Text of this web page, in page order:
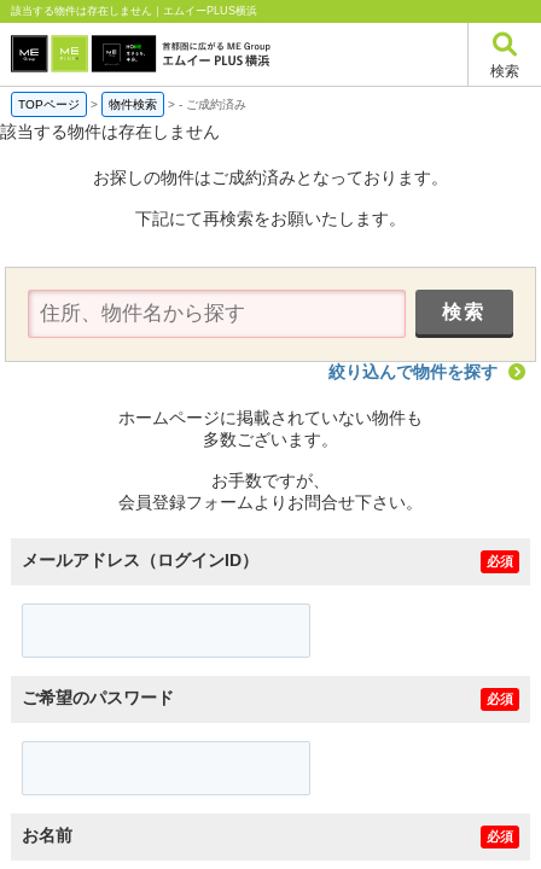
該当する物件は存在しません｜エムイーPLUS横浜
検索
TOPページ > 物件検索 >- ご成約済み
該当する物件は存在しません
お探しの物件はご成約済みとなっております。
下記にて再検索をお願いたします。
絞り込んで物件を探す
ホームページに掲載されていない物件も
多数ございます。
お手数ですが、
会員登録フォームよりお問合せ下さい。
メールアドレス（ログインID） 必須
ご希望のパスワード 必須
お名前 必須